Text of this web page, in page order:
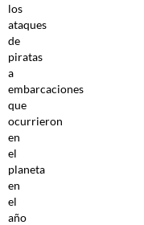
los
ataques
de
piratas
a
embarcaciones
que
ocurrieron
en
el
planeta
en
el
año